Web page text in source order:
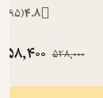
4.8
(
895
528,000
158,400